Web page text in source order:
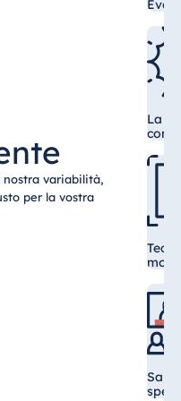
nostra variabilità,
per la vostra
La
con